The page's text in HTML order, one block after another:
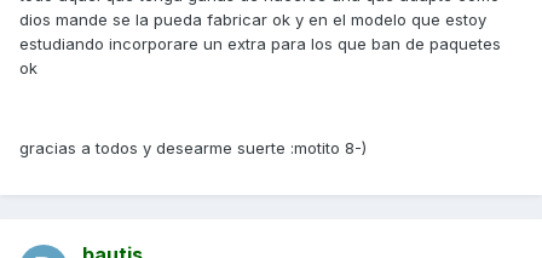
dios mande se la pueda fabricar ok y en el modelo que estoy
estudiando incorporare un extra para los que ban de paquetes
ok
gracias a todos y desearme suerte :motito 8-)